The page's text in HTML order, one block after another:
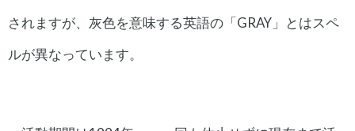
されますが、灰色を意味する英語の「GRAY」とはスペ
ルが異なっています。